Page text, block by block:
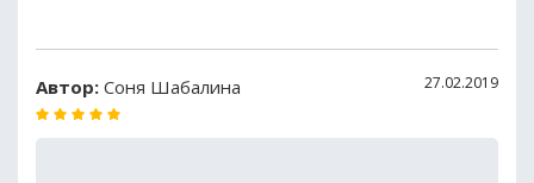
Автор: Соня Шабалина 27.02.2019